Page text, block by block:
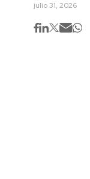
julio 31, 2026